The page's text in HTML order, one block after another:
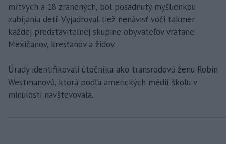
mŕtvych a 18 zranených, bol posadnutý myšlienkou
zabíjania detí. Vyjadroval tiež nenávisť voči takmer
každej predstaviteľnej skupine obyvateľov vrátane
Mexičanov, kresťanov a židov.
Úrady identifikovali útočníka ako transrodovú ženu Robin
Westmanovú, ktorá podľa amerických médií školu v
minulosti navštevovala.